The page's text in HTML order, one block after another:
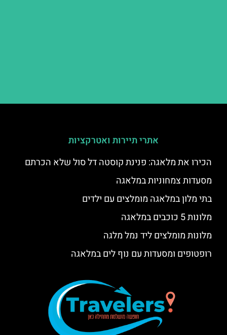
אתרי תיירות ואטרקציות
הכירו את מלאגה: פנינת קוסטה דל סול שלא הכרתם
מסעדות צמחוניות במלאגה
בתי מלון במלאגה מומלצים עם ילדים
מלונות 5 כוכבים במלאגה
מלונות מומלצים ליד נמל מלגה
רופטופים ומסעדות עם נוף לים במלאגה